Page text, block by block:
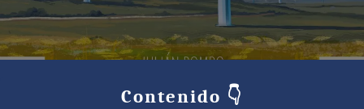
Contenido 👇